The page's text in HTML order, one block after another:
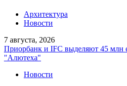
Архитектура
Новости
7 августа, 2026
Приорбанк и IFC выделяют 45 млн
"Алютеха"
Новости